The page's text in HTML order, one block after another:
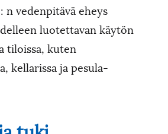
n vedenpitävä eheys
luotettavan käytön
tiloissa, kuten
kellarissa ja pesula-